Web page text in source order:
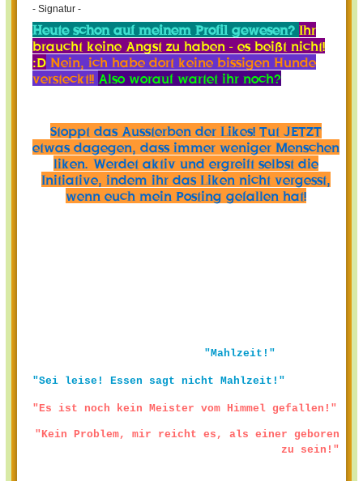
- Signatur -
Heute schon auf meinem Profil gewesen? Ihr
braucht keine Angst zu haben - es beißt nicht!
:D Nein, ich habe dort keine bissigen Hunde
versteckt!! Also worauf wartet ihr noch?
Stoppt das Aussterben der Likes! Tut JETZT
etwas dagegen, dass immer weniger Menschen
liken. Werdet aktiv und ergreift selbst die
Initiative, indem ihr das Liken nicht vergesst,
wenn euch mein Posting gefallen hat!
"Mahlzeit!"
"Sei leise! Essen sagt nicht Mahlzeit!"
"Es ist noch kein Meister vom Himmel gefallen!"
"Kein Problem, mir reicht es, als einer geboren
zu sein!"